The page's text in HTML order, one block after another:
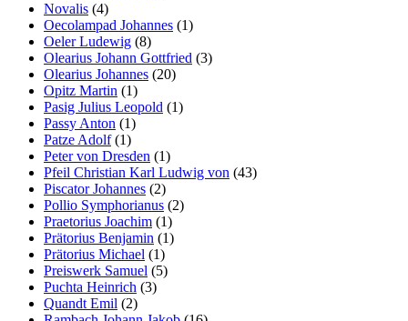
Novalis (4)
Oecolampad Johannes (1)
Oeler Ludewig (8)
Olearius Johann Gottfried (3)
Olearius Johannes (20)
Opitz Martin (1)
Pasig Julius Leopold (1)
Passy Anton (1)
Patze Adolf(1)
Peter von Dresden (1)
Pfeil Christian Karl Ludwig von (43)
Piscator Johannes (2)
Pollio Symphorianus (2)
Praetorius Joachim (1)
Prätorius Benjamin (1)
Prätorius Michael (1)
Preiswerk Samuel (5)
Puchta Heinrich (3)
Quandt Emil (2)